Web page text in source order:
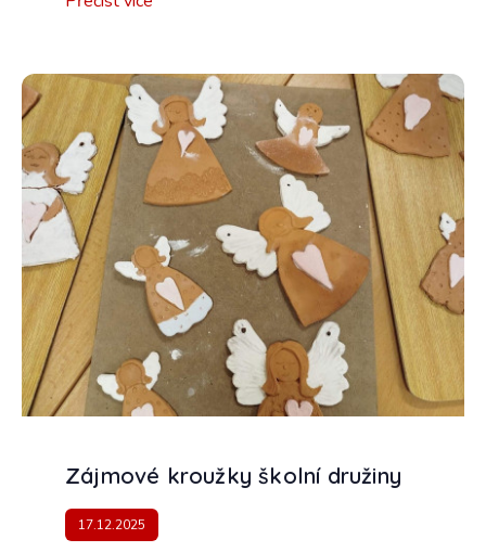
Zájmové kroužky školní družiny
17.12.2025